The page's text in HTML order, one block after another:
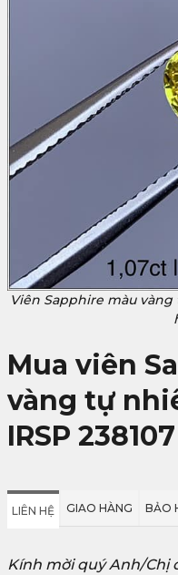
Viên Sapphire màu vàng
Mua viên
vàng tự
IRSP
LIÊN HỆ GIAO HÀNG BẢO
Kính mời quý Anh/